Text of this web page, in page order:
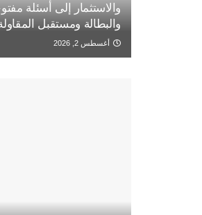
والاستثمار إلى أسئلة
والبطالة ومستقبل
أغسطس 2, 2026